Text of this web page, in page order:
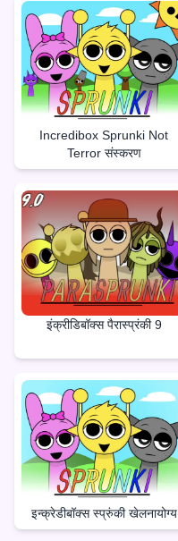
Incredibox Sprunki Not
Terror संस्करण
इंक्रीडिबॉक्स पैरास्प्रंकी 9
इन्क्रेडीबॉक्स स्प्रुंकी खेलनायोग्य